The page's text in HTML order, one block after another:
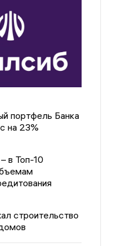
портфель Банка
на 23%
в Топ-10
строительство